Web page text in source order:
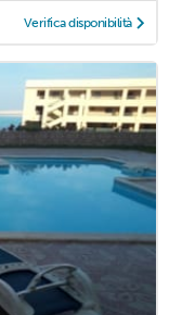
Verifica disponibilità